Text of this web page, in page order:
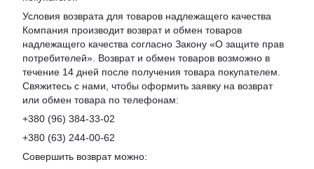
Условия возврата для товаров надлежащего качества
Компания производит возврат и обмен товаров
надлежащего качества согласно Закону «О защите прав
потребителей». Возврат и обмен товаров возможно в
течение 14 дней после получения товара покупателем.
Свяжитесь с нами, чтобы оформить заявку на возврат
или обмен товара по телефонам:
+380 (96) 384-33-02
+380 (63) 244-00-62
Совершить возврат можно: